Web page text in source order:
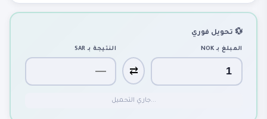
💱 تحويل فوري
المبلغ بـNOK
⇄
النتيجة بـ SAR
جاري التحميل...